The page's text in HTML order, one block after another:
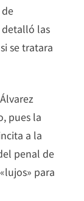
detalló las
se tratara
pues la
a la
penal de
para